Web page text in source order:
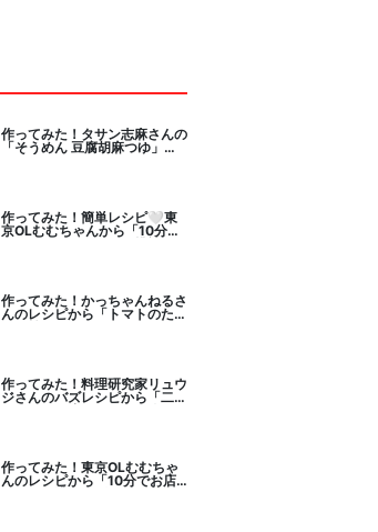
作ってみた！タサン志麻さんの
「そうめん 豆腐胡麻つゆ」を
作ってみた！簡単レシピ🤍東
京OLむむちゃんから「10分で
作ってみた！かっちゃんねるさ
んのレシピから「トマトのたま
作ってみた！料理研究家リュウ
ジさんのバズレシピから「二度
作ってみた！東京OLむむちゃ
んのレシピから「10分でお店